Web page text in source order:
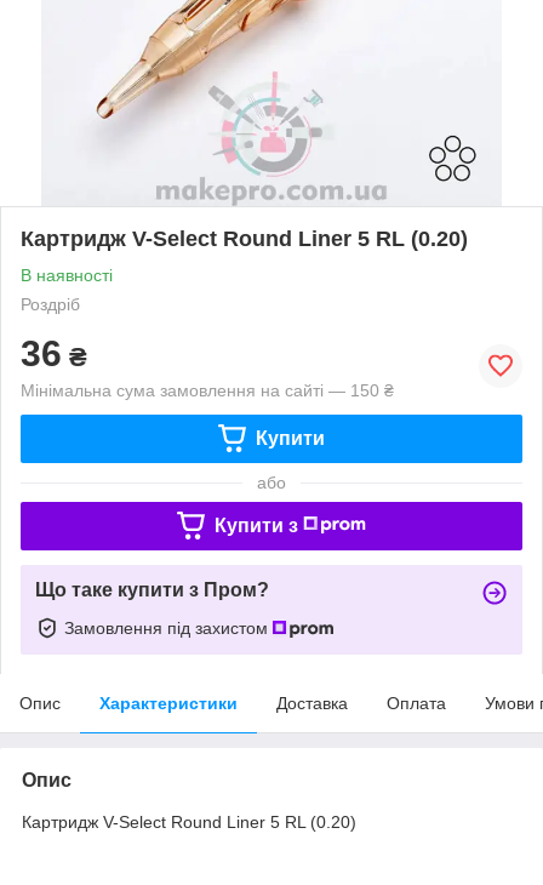
Картридж V-Select Round Liner 5 RL (0.20)
В наявності
Роздріб
36 ₴
Мінімальна сума замовлення на сайті — 150 ₴
Купити
або
Купити з
Що таке купити з Пром?
Замовлення під захистом
Опис Характеристики Доставка Оплата Умови
Опис
Картридж V-Select Round Liner 5 RL (0.20)